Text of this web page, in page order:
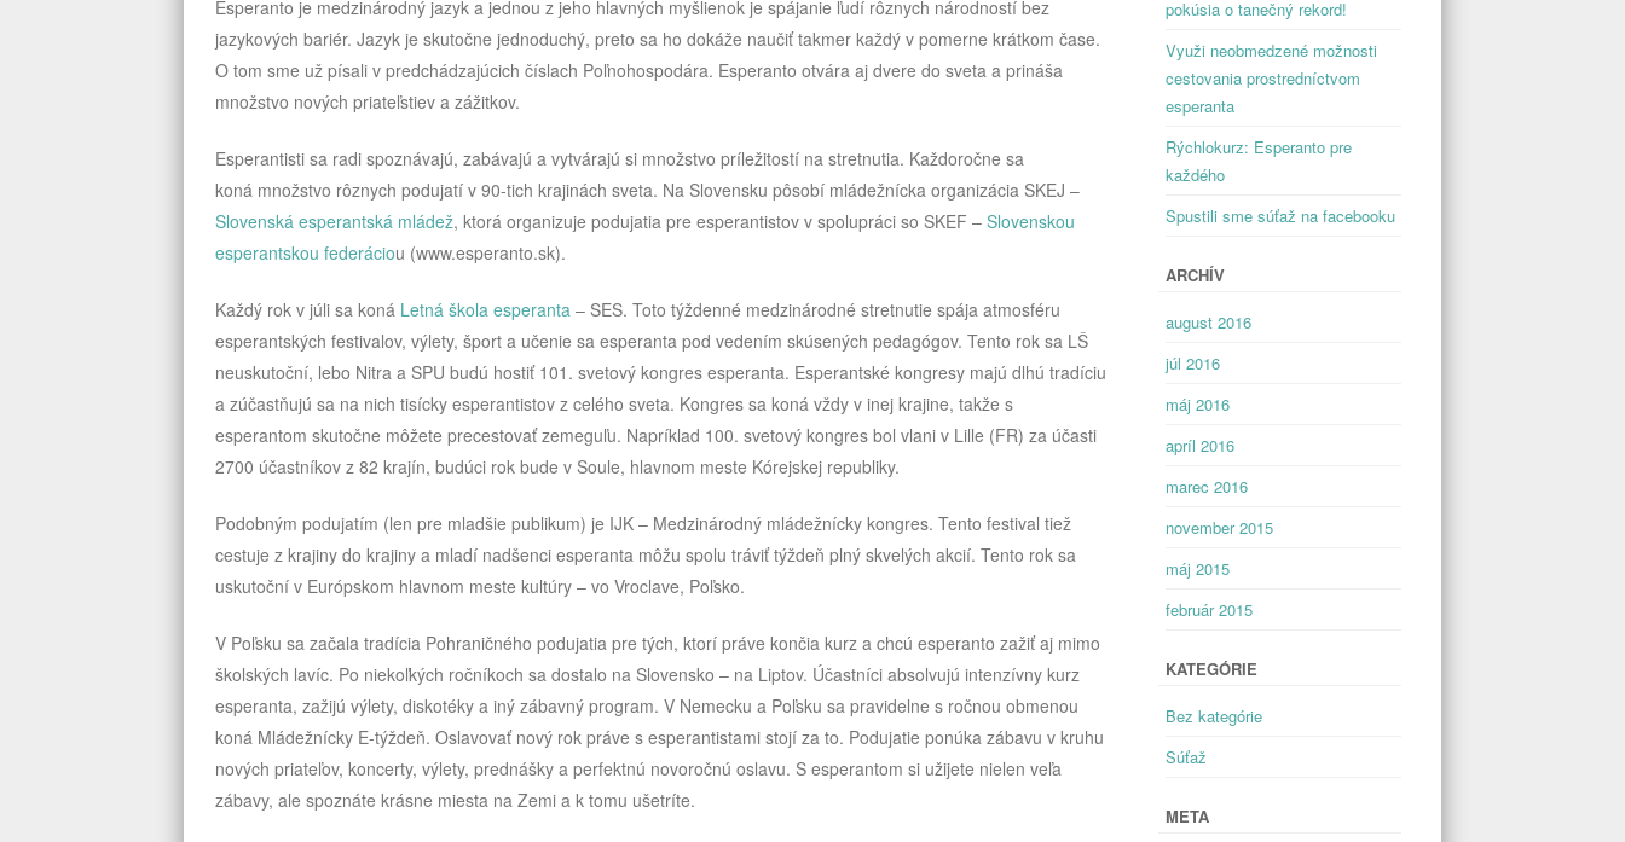
Esperanto je medzinárodný jazyk a jednou z jeho hlavných myšlienok je spájanie ľudí rôznych národností bez
jazykových bariér. Jazyk je skutočne jednoduchý, preto sa ho dokáže naučiť takmer každý v pomerne krátkom čase.
O tom sme už písali v predchádzajúcich číslach Poľnohospodára. Esperanto otvára aj dvere do sveta a prináša
množstvo nových priateľstiev a zážitkov.
Esperantisti sa radi spoznávajú, zabávajú a vytvárajú si množstvo príležitostí na stretnutia. Každoročne sa
koná množstvo rôznych podujatí v 90-tich krajinách sveta. Na Slovensku pôsobí mládežnícka organizácia SKEJ –
Slovenská esperantská mládež, ktorá organizuje podujatia pre esperantistov v spolupráci so SKEF – Slovenskou
esperantskou federáciou (www.esperanto.sk).
Každý rok v júli sa koná Letná škola esperanta – SES. Toto týždenné medzinárodné stretnutie spája atmosféru
esperantských festivalov, výlety, šport a učenie sa esperanta pod vedením skúsených pedagógov. Tento rok sa LŠ
neuskutoční, lebo Nitra a SPU budú hostiť 101. svetový kongres esperanta. Esperantské kongresy majú dlhú tradíciu
a zúčastňujú sa na nich tisícky esperantistov z celého sveta. Kongres sa koná vždy v inej krajine, takže s
esperantom skutočne môžete precestovať zemeguľu. Napríklad 100. svetový kongres bol vlani v Lille (FR) za účasti
2700 účastníkov z 82 krajín, budúci rok bude v Soule, hlavnom meste Kórejskej republiky.
Podobným podujatím (len pre mladšie publikum) je IJK – Medzinárodný mládežnícky kongres. Tento festival tiež
cestuje z krajiny do krajiny a mladí nadšenci esperanta môžu spolu tráviť týždeň plný skvelých akcií. Tento rok sa
uskutoční v Európskom hlavnom meste kultúry – vo Vroclave, Poľsko.
V Poľsku sa začala tradícia Pohraničného podujatia pre tých, ktorí práve končia kurz a chcú esperanto zažiť aj mimo
školských lavíc. Po niekoľkých ročníkoch sa dostalo na Slovensko – na Liptov. Účastníci absolvujú intenzívny kurz
esperanta, zažijú výlety, diskotéky a iný zábavný program. V Nemecku a Poľsku sa pravidelne s ročnou obmenou
koná Mládežnícky E-týždeň. Oslavovať nový rok práve s esperantistami stojí za to. Podujatie ponúka zábavu v kruhu
nových priateľov, koncerty, výlety, prednášky a perfektnú novoročnú oslavu. S esperantom si užijete nielen veľa
zábavy, ale spoznáte krásne miesta na Zemi a k tomu ušetríte.
pokúsia o tanečný rekord!
Využi neobmedzené možnosti
cestovania prostredníctvom
esperanta
Rýchlokurz: Esperanto pre
každého
Spustili sme súťaž na facebooku
ARCHÍV
august 2016
júl 2016
máj 2016
apríl 2016
marec 2016
november 2015
máj 2015
február 2015
KATEGÓRIE
Bez kategórie
Súťaž
META